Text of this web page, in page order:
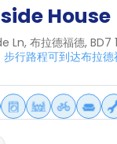
House
Ln, 布拉德福德, BD7
步行路程可到达布拉